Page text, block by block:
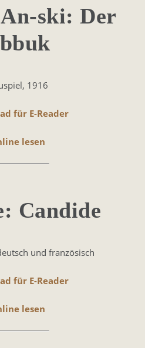
ski: Der
1916
für E-Reader
lesen
Candide
und französisch
für E-Reader
lesen